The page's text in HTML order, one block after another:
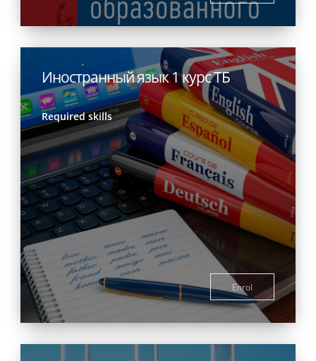
Иностранный язык 1 курс ТБ
Required skills
Enrol